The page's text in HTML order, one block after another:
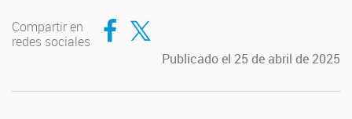
Compartir en
redes sociales
Compartir en Facebook
Compartir en Twitter
Publicado el 25 de abril de 2025